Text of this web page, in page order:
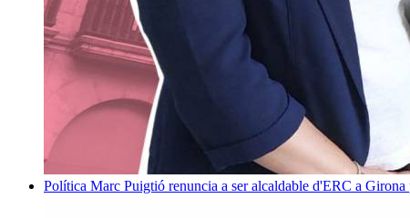
Política Marc Puigtió renuncia a ser alcaldable d'ERC a